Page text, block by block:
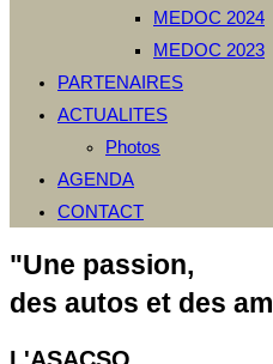
MEDOC 2024
MEDOC 2023
PARTENAIRES
ACTUALITES
Photos
AGENDA
CONTACT
"Une passion,
des autos et des